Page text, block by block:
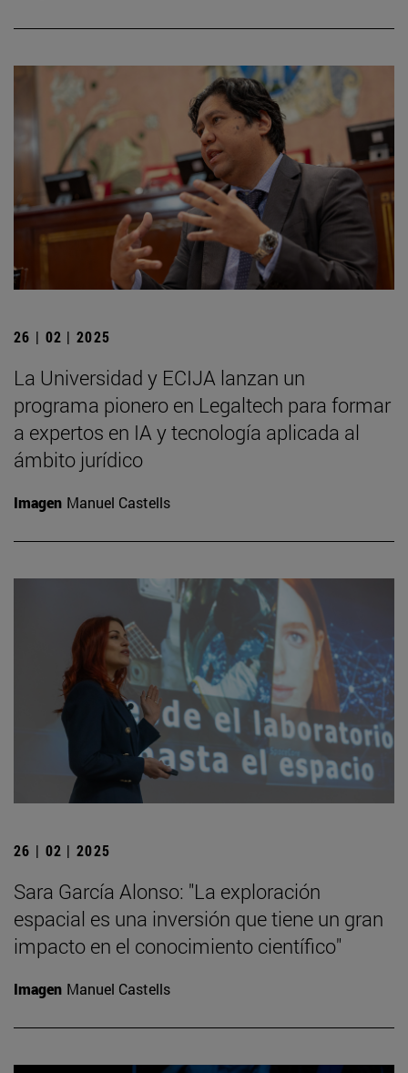
26 | 02 | 2025
La Universidad y ECIJA lanzan un
programa pionero en Legaltech para formar
a expertos en IA y tecnología aplicada al
ámbito jurídico
Imagen Manuel Castells
26 | 02 | 2025
Sara García Alonso: "La exploración
espacial es una inversión que tiene un gran
impacto en el conocimiento científico"
Imagen Manuel Castells